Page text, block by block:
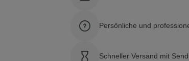
Persönliche und
Schneller Versand mit